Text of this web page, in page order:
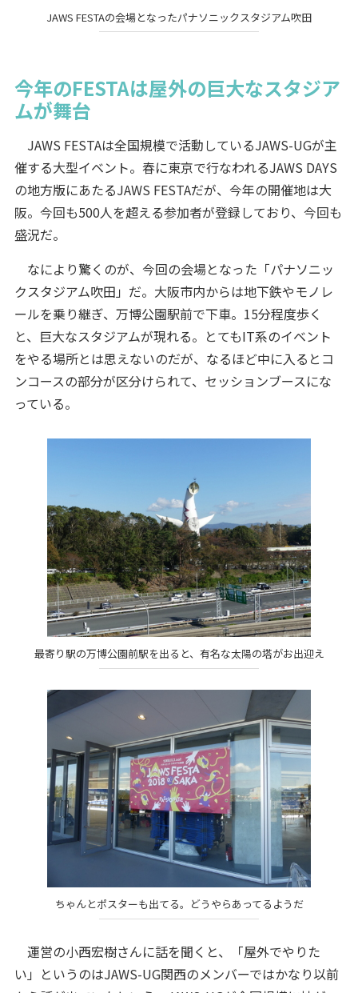
JAWS FESTAの会場となったパナソニックスタジアム吹田
今年のFESTAは屋外の巨大なスタジア
ムが舞台
JAWS FESTAは全国規模で活動しているJAWS-UGが主
催する大型イベント。春に東京で行なわれるJAWS DAYS
の地方版にあたるJAWS FESTAだが、今年の開催地は大
阪。今回も500人を超える参加者が登録しており、今回も
盛況だ。
なにより驚くのが、今回の会場となった「パナソニッ
クスタジアム吹田」だ。大阪市内からは地下鉄やモノレ
ールを乗り継ぎ、万博公園駅前で下車。15分程度歩く
と、巨大なスタジアムが現れる。とてもIT系のイベント
をやる場所とは思えないのだが、なるほど中に入るとコ
ンコースの部分が区分けられて、セッションブースにな
っている。
最寄り駅の万博公園前駅を出ると、有名な太陽の塔がお出迎え
ちゃんとポスターも出てる。どうやらあってるようだ
運営の小西宏樹さんに話を聞くと、「屋外でやりた
い」というのはJAWS-UG関西のメンバーではかなり以前